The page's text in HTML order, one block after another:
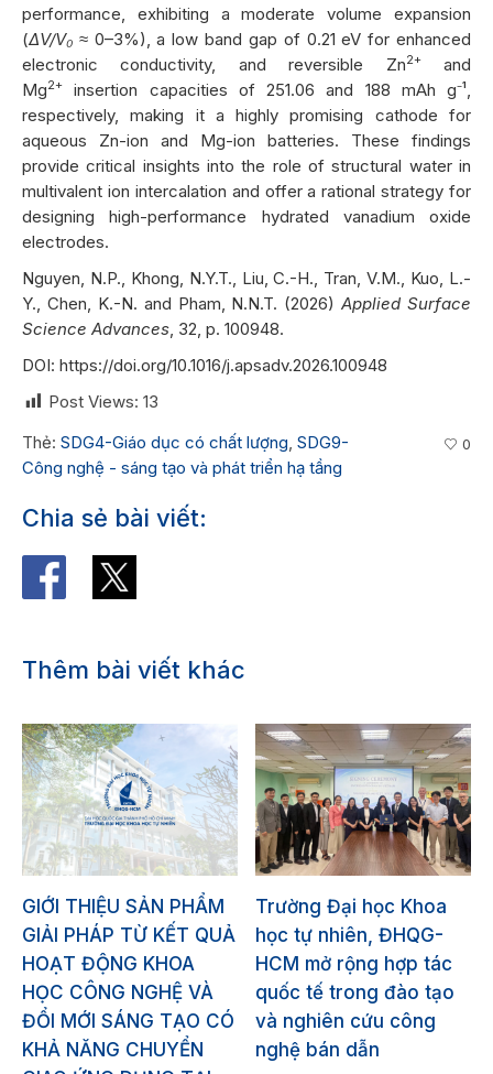
performance, exhibiting a moderate volume expansion
(ΔV/V₀ ≈ 0–3%), a low band gap of 0.21 eV for enhanced
electronic conductivity, and reversible Zn2+and
Mg2+
insertion capacities of 251.06 and 188 mAh g⁻¹,
respectively, making it a highly promising cathode for
aqueous Zn-ion and Mg-ion batteries. These findings
provide critical insights into the role of structural water in
multivalent ion intercalation and offer a rational strategy for
designing high-performance hydrated vanadium oxide
electrodes.
Nguyen, N.P., Khong, N.Y.T., Liu, C.-H., Tran, V.M., Kuo, L.-
Y., Chen, K.-N. and Pham, N.N.T. (2026)Applied Surface
Science Advances, 32, p. 100948.
DOI: https://doi.org/10.1016/j.apsadv.2026.100948
Post Views: 13
Thẻ: SDG4-Giáo dục có chất lượng, SDG9-
Công nghệ - sáng tạo và phát triển hạ tầng
0
Chia sẻ bài viết:
Thêm bài viết khác
GIỚI THIỆU SẢN PHẨM
GIẢI PHÁP TỪ KẾT QUẢ
HOẠT ĐỘNG KHOA
HỌC CÔNG NGHỆ VÀ
ĐỔI MỚI SÁNG TẠO CÓ
KHẢ NĂNG CHUYỂN
Trường Đại học Khoa
học tự nhiên, ĐHQG-
HCM mở rộng hợp tác
quốc tế trong đào tạo
và nghiên cứu công
nghệ bán dẫn